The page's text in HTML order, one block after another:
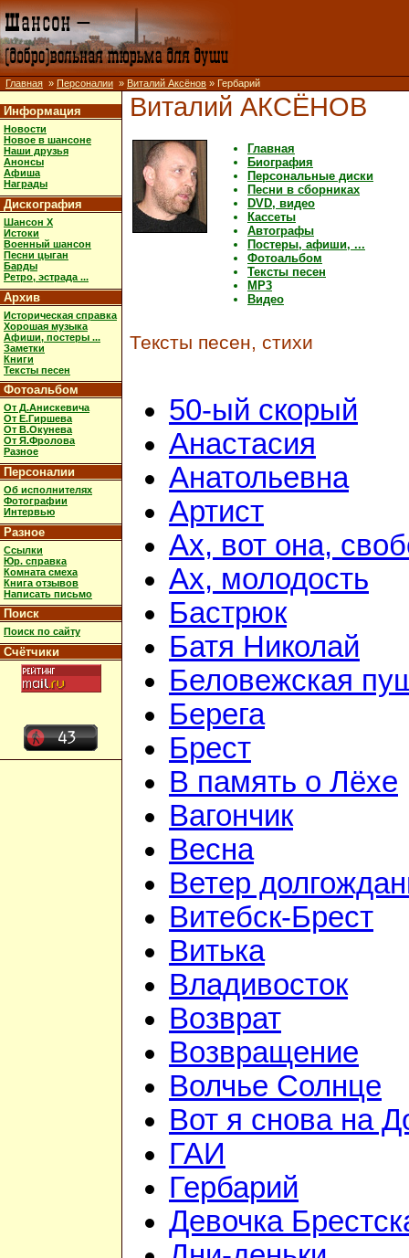
Главная » Персоналии » Виталий Аксёнов » Гербарий
Информация
Новости
Новое в шансоне
Наши друзья
Анонсы
Афиша
Награды
Дискография
Шансон X
Истоки
Военный шансон
Песни цыган
Барды
Ретро, эстрада ...
Архив
Историческая справка
Хорошая музыка
Афиши, постеры ...
Заметки
Книги
Тексты песен
Фотоальбом
От Д.Анискевича
От Е.Гиршева
От В.Окунева
От Я.Фролова
Разное
Персоналии
Об исполнителях
Фотографии
Интервью
Разное
Ссылки
Юр. справка
Комната смеха
Книга отзывов
Написать письмо
Поиск
Поиск по сайту
Счётчики
Виталий АКСЁНОВ
Главная
Биография
Персональные диски
Песни в сборниках
DVD, видео
Кассеты
Автографы
Постеры, афиши, ...
Фотоальбом
Тексты песен
MP3
Видео
Тексты песен, стихи
50-ый скорый
Анастасия
Анатольевна
Артист
Ах, вот она,
Ах, молодость
Бастрюк
Батя Николай
Беловежская
Берега
Брест
В память о Лёхе
Вагончик
Весна
Ветер
Витебск-Брест
Витька
Владивосток
Возврат
Возвращение
Волчье Солнце
Вот я снова на
ГАИ
Гербарий
Девочка